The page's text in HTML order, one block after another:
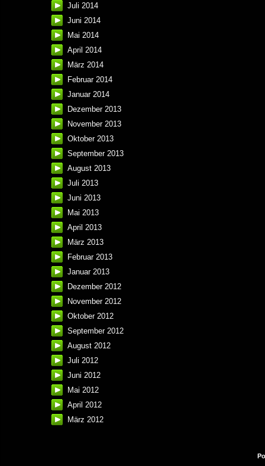
Juli 2014
Juni 2014
Mai 2014
April 2014
März 2014
Februar 2014
Januar 2014
Dezember 2013
November 2013
Oktober 2013
September 2013
August 2013
Juli 2013
Juni 2013
Mai 2013
April 2013
März 2013
Februar 2013
Januar 2013
Dezember 2012
November 2012
Oktober 2012
September 2012
August 2012
Juli 2012
Juni 2012
Mai 2012
April 2012
März 2012